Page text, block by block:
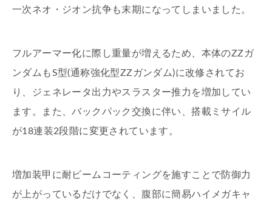
一次ネオ・ジオン抗争も末期になってしまいました。
フルアーマー化に際し重量が増えるため、本体のZZガ
ンダムもS型(通称強化型ZZガンダム)に改修されてお
り、ジェネレータ出力やスラスター推力を増加してい
ます。また、バックパック交換に伴い、搭載ミサイル
が18連装2段階に変更されています。
増加装甲に耐ビームコーティングを施すことで防御力
が上がっているだけでなく、腹部に簡易ハイメガキャ